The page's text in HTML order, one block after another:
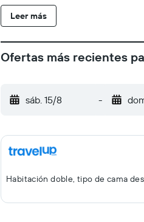
instalaciones o cerca del
Leer más
Ofertas más recientes
sáb. 15/8 -
Habitación doble, tipo de cama